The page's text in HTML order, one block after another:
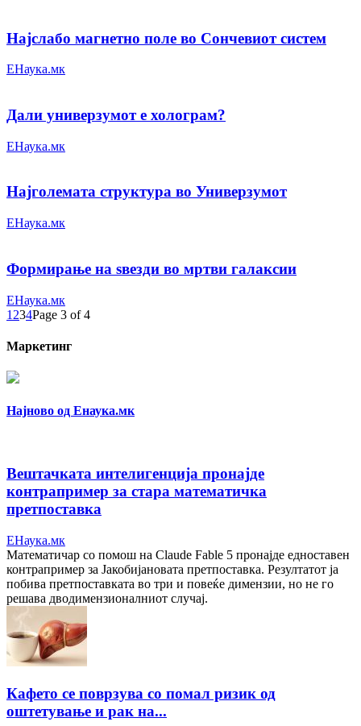
Најслабо магнетно поле во Сончевиот систем
ЕНаука.мк
Дали универзумот е холограм?
ЕНаука.мк
Најголемата структура во Универзумот
ЕНаука.мк
Формирање на ѕвезди во мртви галаксии
ЕНаука.мк
1 234Page 3 of 4
Маркетинг
Најново од Енаука.мк
Вештачката интелигенција пронајде
контрапример за стара математичка
претпоставка
ЕНаука.мк
Математичар со помош на Claude Fable 5 пронајде едноставен
контрапример за Јакобијановата претпоставка. Резултатот ја
побива претпоставката во три и повеќе димензии, но не го
решава дводимензионалниот случај.
Кафето се поврзува со помал ризик од
оштетување и рак на...